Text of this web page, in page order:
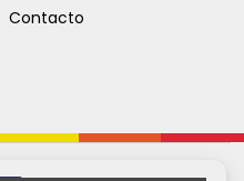
Contacto